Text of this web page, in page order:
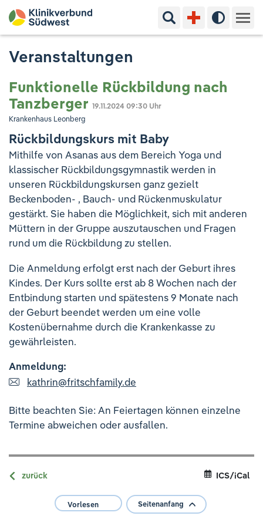
Suchbegriff eingeben
Hoher
Kliniken & Experten
Ihr Aufenthalt
Pflege & Beratung
Ausbildung & Studium
Jobs & Karriere
Der Klinikverbund Südwest
Standorte & Kontakt Aktuelles
Ihre Meinung ist uns wichtig!
Veranstaltungen
Funktionelle Rückbildung nach
Tanzberger 19.11.2024 09:30 Uhr
Krankenhaus Leonberg
Rückbildungskurs mit Baby
Mithilfe von Asanas aus dem Bereich Yoga und
klassischer Rückbildungsgymnastik werden in
unseren Rückbildungskursen ganz gezielt
Beckenboden- , Bauch- und Rückenmuskulatur
gestärkt. Sie haben die Möglichkeit, sich mit anderen
Müttern in der Gruppe auszutauschen und Fragen
rund um die Rückbildung zu stellen.
Die Anmeldung erfolgt erst nach der Geburt ihres
Kindes. Der Kurs sollte erst ab 8 Wochen nach der
Entbindung starten und spätestens 9 Monate nach
der Geburt beendet werden um eine volle
Kostenübernahme durch die Krankenkasse zu
gewährleisten.
Anmeldung:
kathrin@fritschfamily.de
Bitte beachten Sie: An Feiertagen können einzelne
Termine abweichen oder ausfallen.
zurück ICS/iCal
Vorlesen Seitenanfang